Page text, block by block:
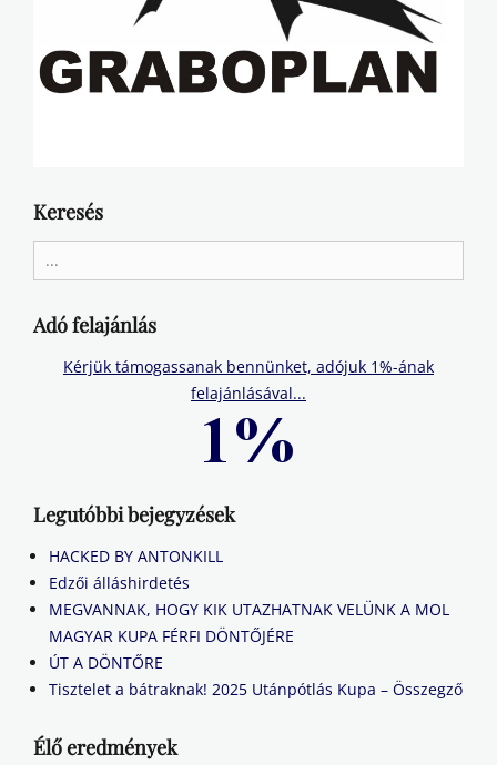
Keresés
for:
Adó felajánlás
Kérjük támogassanak bennünket, adójuk 1%-ának
felajánlásával...
Legutóbbi bejegyzések
HACKED BY ANTONKILL
Edzői álláshirdetés
MEGVANNAK, HOGY KIK UTAZHATNAK VELÜNK A MOL
MAGYAR KUPA FÉRFI DÖNTŐJÉRE
ÚT A DÖNTŐRE
Tisztelet a bátraknak! 2025 Utánpótlás Kupa – Összegző
Élő eredmények